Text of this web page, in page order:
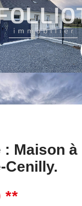
: Maison à
Cenilly.
**